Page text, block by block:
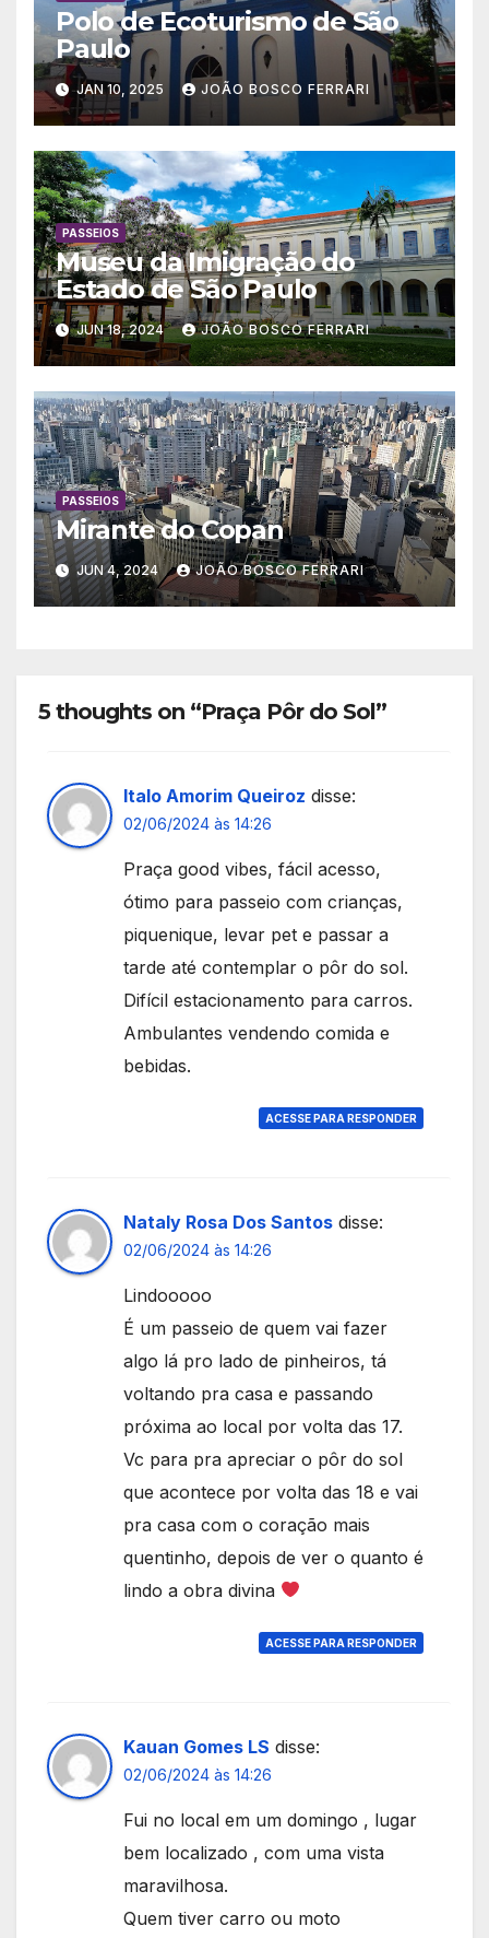
Polo de Ecoturismo de São
Paulo
JAN 10, 2025 JOÃO BOSCO FERRARI
PASSEIOS
Museu da Imigração do
Estado de São Paulo
JUN 18, 2024 JOÃO BOSCO FERRARI
PASSEIOS
Mirante do Copan
JUN 4, 2024 JOÃO BOSCO FERRARI
5 thoughts on “Praça Pôr do Sol”
Italo Amorim Queiroz disse:
02/06/2024 às 14:26
Praça good vibes, fácil acesso,
ótimo para passeio com crianças,
piquenique, levar pet e passar a
tarde até contemplar o pôr do sol.
Difícil estacionamento para carros.
Ambulantes vendendo comida e
bebidas.
ACESSE PARA RESPONDER
Nataly Rosa Dos Santos disse:
02/06/2024 às 14:26
Lindooooo
É um passeio de quem vai fazer
algo lá pro lado de pinheiros, tá
voltando pra casa e passando
próxima ao local por volta das 17.
Vc para pra apreciar o pôr do sol
que acontece por volta das 18 e vai
pra casa com o coração mais
quentinho, depois de ver o quanto é
lindo a obra divina
ACESSE PARA RESPONDER
Kauan Gomes LS disse:
02/06/2024 às 14:26
Fui no local em um domingo , lugar
bem localizado , com uma vista
maravilhosa.
Quem tiver carro ou moto